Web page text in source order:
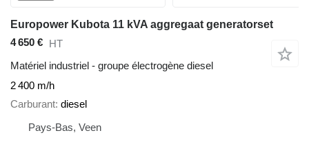
Europower Kubota 11 kVA aggregaat generatorset
4 650 € HT
Matériel industriel - groupe électrogène diesel
2 400 m/h
Carburant diesel
Pays-Bas, Veen